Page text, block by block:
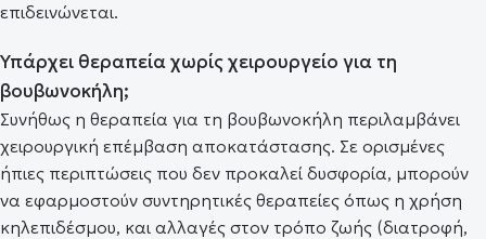
επιδεινώνεται.
Υπάρχει θεραπεία χωρίς χειρουργείο για τη
βουβωνοκήλη;
Συνήθως η θεραπεία για τη βουβωνοκήλη περιλαμβάνει
χειρουργική επέμβαση αποκατάστασης. Σε ορισμένες
ήπιες περιπτώσεις που δεν προκαλεί δυσφορία, μπορούν
να εφαρμοστούν συντηρητικές θεραπείες όπως η χρήση
κηλεπιδέσμου, και αλλαγές στον τρόπο ζωής (διατροφή,